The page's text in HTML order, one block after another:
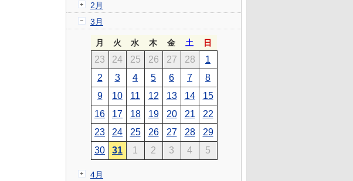
2月
3月
月 火 水 木 金 土 日
23 24 25 26 27 28
1
2
3 4 5 6 7
8
9
10 11 12 13 14
15
16
17 18 19 20 21
22
23
24 25 26 27 28
29
30
31 1 2 3 4 5
4月